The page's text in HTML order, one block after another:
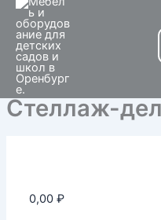
Перейти
содержимому
Стеллаж-
0,00₽
Количество
товара
Стеллаж-
делитель
013/2П